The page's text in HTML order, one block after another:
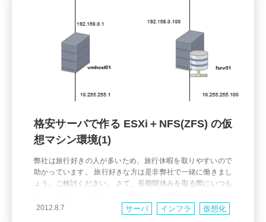
格安サーバで作る ESXi＋NFS(ZFS) の仮
想マシン環境(1)
弊社は旅行好きの人が多いため、旅行休暇を取りやすいので
助かっています。 旅行好きな方は是非弊社で一緒に働きまし
ょう。ご検討ください。 さて、長期間休みを取る際にいつも
然ながら冗長化ができている公開系に比べると、どうしても
対策が後回しになりがちな開発系や、 ちょっとした社内サー
2012.8.7 インフラ
サーバ 仮想化